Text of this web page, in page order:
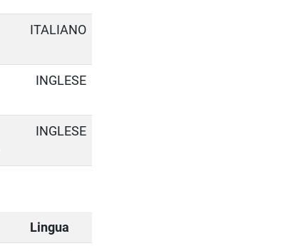
ITALIANO
INGLESE
INGLESE
Lingua